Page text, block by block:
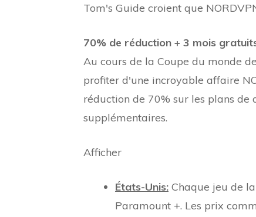
Tom's Guide croient que
70% de réduction + 3 mois
Au cours de la Coupe du monde
profiter d'une incroyable affaire
réduction de 70% sur les plans
supplémentaires.
Afficher
États-Unis: Chaque jeu de
Paramount +. Les prix